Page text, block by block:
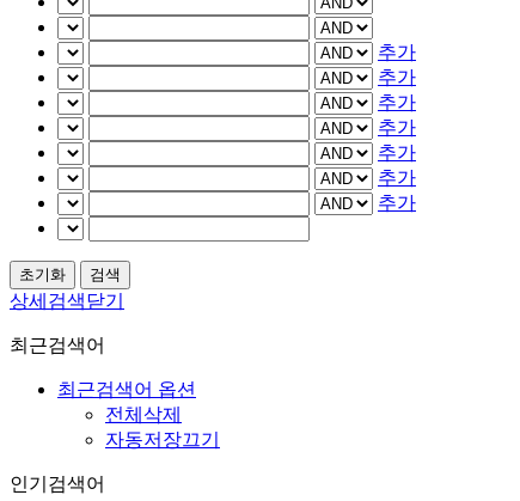
추가
추가
추가
추가
추가
추가
추가
상세검색닫기
최근검색어
최근검색어 옵션
전체삭제
자동저장끄기
인기검색어